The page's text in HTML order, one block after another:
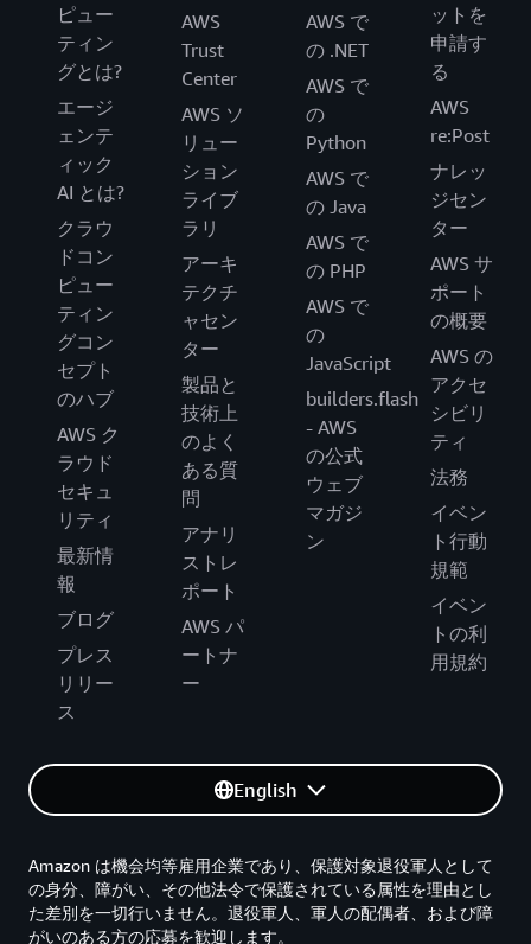
ピュー
ティン
グとは?
エージ
ェンテ
ィック
AI とは?
クラウ
ドコン
ピュー
ティン
グコン
セプト
のハブ
AWS ク
ラウド
セキュ
リティ
最新情
報
ブログ
プレス
リリー
ス
AWS
Trust
Center
AWS ソ
リュー
ション
ライブ
ラリ
アーキ
テクチ
ャセン
ター
製品と
技術上
のよく
ある質
問
アナリ
ストレ
ポート
AWS パ
ートナ
ー
AWS で
の .NET
AWS で
の
Python
AWS で
の Java
AWS で
の PHP
AWS で
の
JavaScript
builders.flash
- AWS
の公式
ウェブ
マガジ
ン
ットを
申請す
る
AWS
re:Post
ナレッ
ジセン
ター
AWS サ
ポート
の概要
AWS の
アクセ
シビリ
ティ
法務
イベン
ト行動
規範
イベン
トの利
用規約
English
Amazon は機会均等雇用企業であり、保護対象退役軍人として
の身分、障がい、その他法令で保護されている属性を理由とし
た差別を一切行いません。退役軍人、軍人の配偶者、および障
がいのある方の応募を歓迎します。